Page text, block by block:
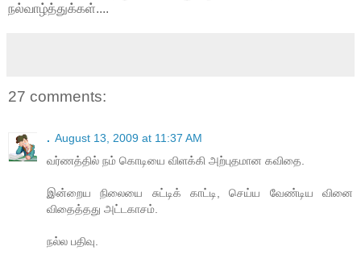
நல்வாழ்த்துக்கள்....
27 comments:
. August 13, 2009 at 11:37 AM
வர்ணத்தில் நம் கொடியை விளக்கி அற்புதமான கவிதை.
இன்றைய நிலையை சுட்டிக் காட்டி, செய்ய வேண்டிய வினை
விதைத்தது அட்டகாசம்.
நல்ல பதிவு.